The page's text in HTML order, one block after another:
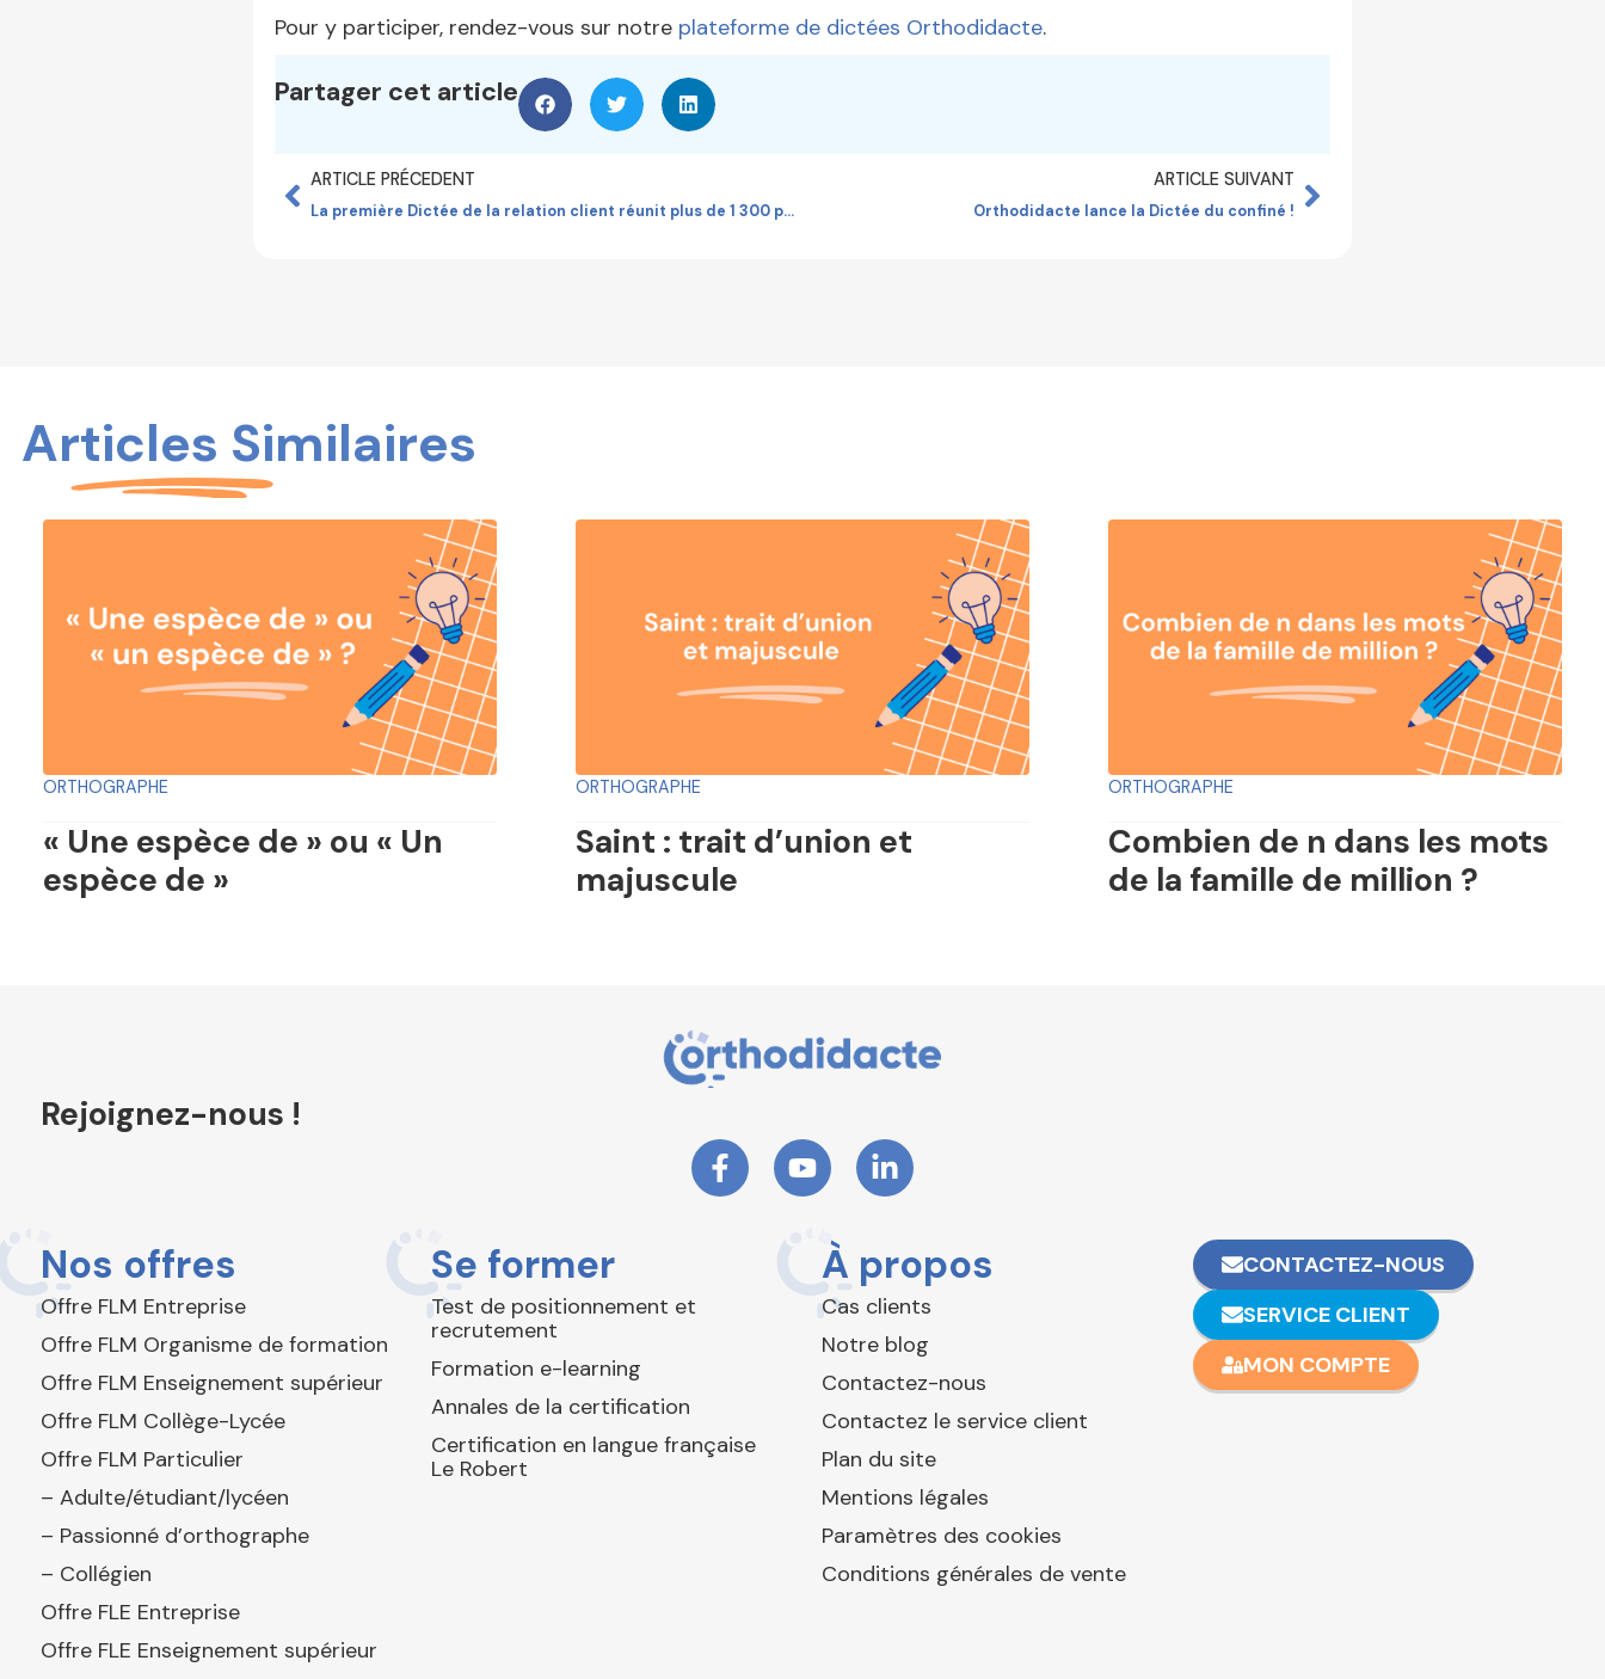
Pour y participer, rendez-vous sur notre plateforme de dictées Orthodidacte.
Partager cet article
ARTICLE PRÉCEDENT
La première Dictée de la relation client réunit plus de 1 300 participants
ARTICLE SUIVANT
Orthodidacte lance la Dictée du confiné !
Articles Similaires
ORTHOGRAPHE
« Une espèce de » ou « Un
espèce de »
ORTHOGRAPHE
Saint : trait d’union et
majuscule
ORTHOGRAPHE
Combien de n dans les mots
de la famille de million ?
Rejoignez-nous !
Nos offres
Offre FLM Entreprise
Offre FLM Organisme de formation
Offre FLM Enseignement supérieur
Offre FLM Collège-Lycée
Offre FLM Particulier
– Adulte/étudiant/lycéen
– Passionné d’orthographe
– Collégien
Offre FLE Entreprise
Offre FLE Enseignement supérieur
Se former
Test de positionnement et
recrutement
Formation e-learning
Annales de la certification
Certification en langue française
Le Robert
À propos
Cas clients
Notre blog
Contactez-nous
Contactez le service client
Plan du site
Mentions légales
Paramètres des cookies
Conditions générales de vente
CONTACTEZ-NOUS
SERVICE CLIENT
MON COMPTE